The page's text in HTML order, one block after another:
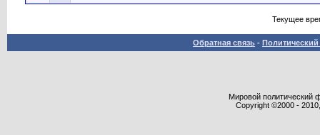
Текущее
Обратная связь -
Мировой политический
Copyright ©2000 -